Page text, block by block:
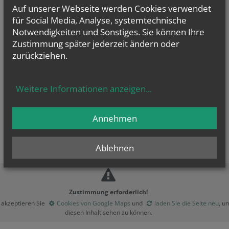
Zustimmung erforderlich!
Sie
Cookies von Google Maps und laden Sie die Seite neu,
diesen Inhalt sehen zu können.
Auf unserer Webseite werden Cookies verwendet
für Social Media, Analyse, systemtechnische
Notwendigkeiten und Sonstiges. Sie können Ihre
Zustimmung später jederzeit ändern oder
zurückziehen.
Weitere Informationen anzeigen...
Ablehnen
Annehmen